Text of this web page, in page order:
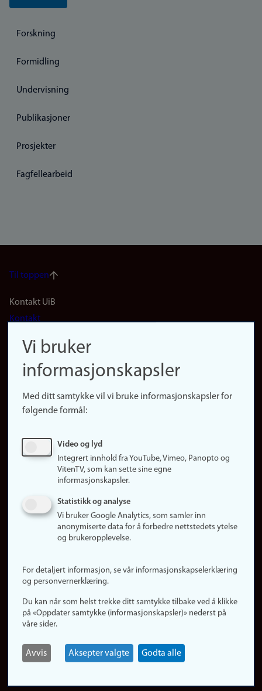
Forskning
Formidling
Undervisning
Publikasjoner
Prosjekter
Fagfellearbeid
Til toppen
Footer
(no)
Kontakt UiB
Kontakt
Finn forsker
Presse
Finn studier
Ledige stillinger
Om nettstedet
Informasjonskapsler
Personvern
Logg inn
Rediger din ansattside
Vi bruker
informasjonskapsler
Med ditt samtykke vil vi bruke informasjonskapsler for
følgende formål:
Video og lyd
Integrert innhold fra YouTube, Vimeo, Panopto og
VitenTV, som kan sette sine egne
informasjonskapsler.
Statistikk og analyse
Vi bruker Google Analytics, som samler inn
anonymiserte data for å forbedre nettstedets ytelse
og brukeropplevelse.
For detaljert informasjon, se vår informasjonskapselerklæring
og personvernerklæring.
Du kan når som helst trekke ditt samtykke tilbake ved å klikke
på «Oppdater samtykke (informasjonskapsler)» nederst på
våre sider.
Avvis Aksepter valgte Godta alle